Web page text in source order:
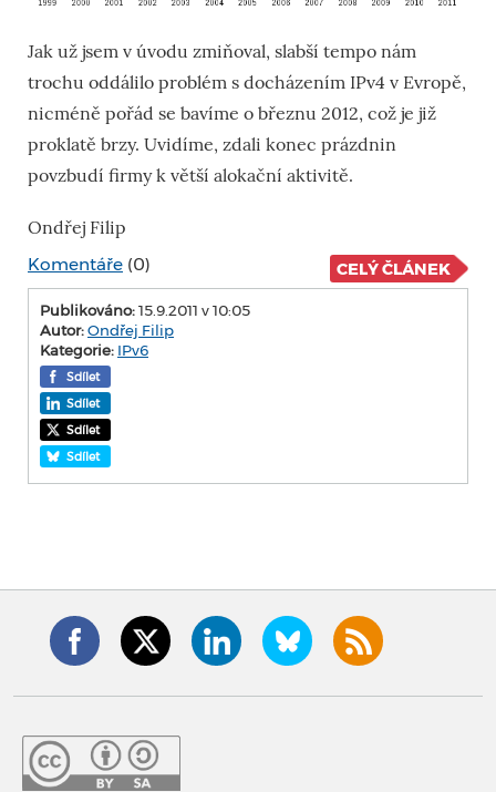
Jak už jsem v úvodu zmiňoval, slabší tempo nám
trochu oddálilo problém s docházením IPv4 v Evropě,
nicméně pořád se bavíme o březnu 2012, což je již
proklatě brzy. Uvidíme, zdali konec prázdnin
povzbudí firmy k větší alokační aktivitě.
Ondřej Filip
Komentáře (0) CELÝ ČLÁNEK
Publikováno:15.9.2011 v 10:05
Autor:Ondřej Filip
Kategorie: IPv6
Sdílet
Sdílet
Sdílet
Sdílet